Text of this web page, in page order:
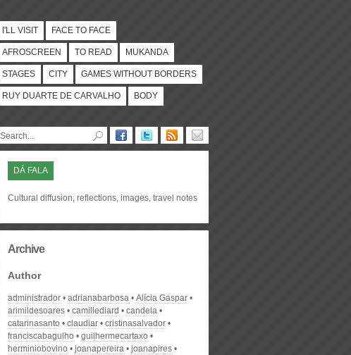
I'LL VISIT FACE TO FACE
AFROSCREEN TO READ MUKANDA
STAGES CITY GAMES WITHOUT BORDERS
RUY DUARTE DE CARVALHO BODY
DÁ FALA
Cultural diffusion, reflections, images, travel notes
Archive
Author
administrador adrianabarbosa
Alícia Gaspar
arimildesoares
camillediard
candela
catarinasanto
claudiar
cristinasalvador
franciscabagulho
guilhermecartaxo
herminiobovino
joanapereira
joanapires